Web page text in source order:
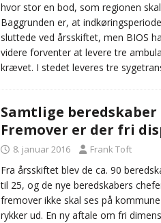
hvor stor en bod, som regionen
Baggrunden er, at
sluttede ved årsskiftet, men BIOS
videre forventer at levere tre
krævet. I stedet leveres tre
Samtlige beredskaber
Fremover er der fri
8. januar 2016 Frank Toft
Fra årsskiftet blev de ca. 90
til 25, og de nye beredskabers
fremover ikke skal ses på
rykker ud. En ny aftale om fri